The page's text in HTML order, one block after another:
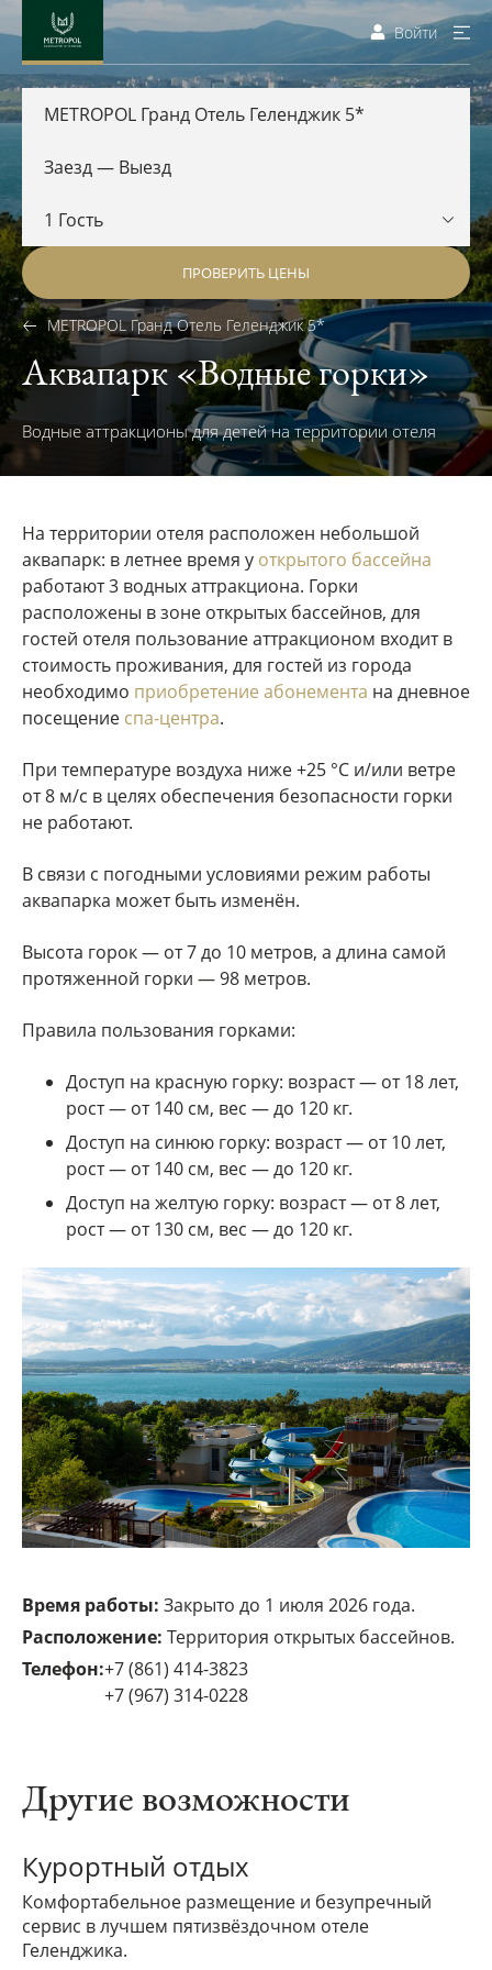
Войти
METROPOL Гранд Отель Геленджик 5*
ПРОВЕРИТЬ ЦЕНЫ
METROPOL Гранд Отель Геленджик 5*
Аквапарк «Водные горки»
Водные аттракционы для детей на территории отеля
На территории отеля расположен небольшой
аквапарк: в летнее время у открытого бассейна
работают 3 водных аттракциона. Горки
расположены в зоне открытых бассейнов, для
гостей отеля пользование аттракционом входит в
стоимость проживания, для гостей из города
необходимо приобретение абонемента на дневное
посещение спа-центра.
При температуре воздуха ниже +25 °С и/или ветре
от 8 м/с в целях обеспечения безопасности горки
не работают.
В связи с погодными условиями режим работы
аквапарка может быть изменён.
Высота горок — от 7 до 10 метров, а длина самой
протяженной горки — 98 метров.
Правила пользования горками:
Доступ на красную горку: возраст — от 18 лет,
рост — от 140 см, вес — до 120 кг.
Доступ на синюю горку: возраст — от 10 лет,
рост — от 140 см, вес — до 120 кг.
Доступ на желтую горку: возраст — от 8 лет,
рост — от 130 см, вес — до 120 кг.
Время работы: Закрыто до 1 июля 2026 года.
Расположение: Территория открытых бассейнов.
Телефон:+7 (861) 414-3823
+7 (967) 314-0228
Другие возможности
Курортный отдых
Комфортабельное размещение и безупречный
сервис в лучшем пятизвёздочном отеле
Геленджика.